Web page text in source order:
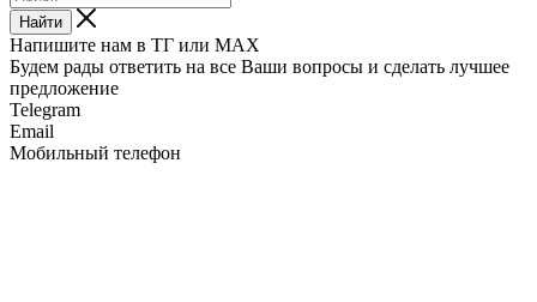
Найти
Напишите нам в ТГ или MAX
Будем рады ответить на все Ваши вопросы и сделать лучшее
предложение
Telegram
Email
Мобильный телефон